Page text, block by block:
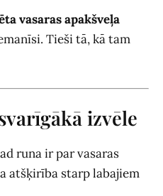
vasaras apakšveļa
Tieši tā, kā tam
izvēle
runa ir par vasaras
atšķirība starp labajiem